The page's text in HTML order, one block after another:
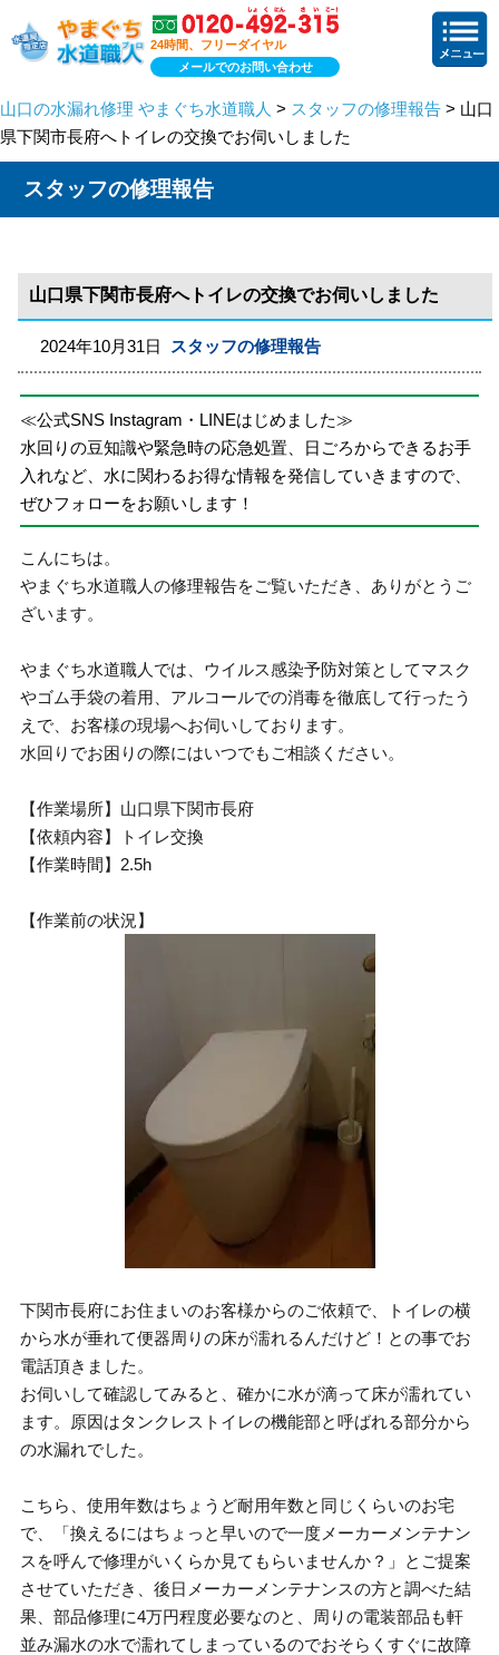
24時間、フリーダイヤル
メールでのお問い合わせ
山口の水漏れ修理 やまぐち水道職人 > スタッフの修理報告 > 山口
県下関市長府へトイレの交換でお伺いしました
スタッフの修理報告
山口県下関市長府へトイレの交換でお伺いしました
2024年10月31日 スタッフの修理報告
≪公式SNS Instagram・LINEはじめました≫
水回りの豆知識や緊急時の応急処置、日ごろからできるお手
入れなど、水に関わるお得な情報を発信していきますので、
ぜひフォローをお願いします！
こんにちは。
やまぐち水道職人の修理報告をご覧いただき、ありがとうご
ざいます。
やまぐち水道職人では、ウイルス感染予防対策としてマスク
やゴム手袋の着用、アルコールでの消毒を徹底して行ったう
えで、お客様の現場へお伺いしております。
水回りでお困りの際にはいつでもご相談ください。
【作業場所】山口県下関市長府
【依頼内容】トイレ交換
【作業時間】2.5h
【作業前の状況】
下関市長府にお住まいのお客様からのご依頼で、トイレの横
から水が垂れて便器周りの床が濡れるんだけど！との事でお
電話頂きました。
お伺いして確認してみると、確かに水が滴って床が濡れてい
ます。原因はタンクレストイレの機能部と呼ばれる部分から
の水漏れでした。
こちら、使用年数はちょうど耐用年数と同じくらいのお宅
で、「換えるにはちょっと早いので一度メーカーメンテナン
スを呼んで修理がいくらか見てもらいませんか？」とご提案
させていただき、後日メーカーメンテナンスの方と調べた結
果、部品修理に4万円程度必要なのと、周りの電装部品も軒
並み漏水の水で濡れてしまっているのでおそらくすぐに故障